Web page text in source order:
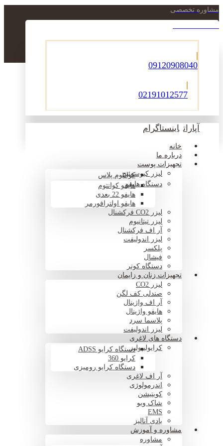
مشاوره تخصصی
09120908040
02191012577
آپارات اینستاگرام
خانه
درباره ما
تجهیزات پوست
لیزر کیوسوئیچکوانتوم پلاس
دستگاه هایفوهایفو کوانتوم
هایفو 22 بعدی
هایفو اولترافورمر
لیزر CO2 فرکشنال
لیزر تیتانیوم
آر اف فرکشنال
لیزر اندولیفت
پلکسر
فیشال
دستگاه کوتر
تجهیزات زنان و زایمان
لیزر CO2
صندلی کف لگن
آر اف واژینال
هایفو واژینال
پلاسما سرد
لیزر اندولیفت
دستگاه های لاغری
کرایولیپولیزدستگاه کرایو ADSS
کرایو 360
دستگاه کرایو رومیزی
آر اف لاغری
اندرمولوژی
کویتیشن
شاک ویو
EMS
بادی آنالیز
مشاوره و آموزش
مشاوره